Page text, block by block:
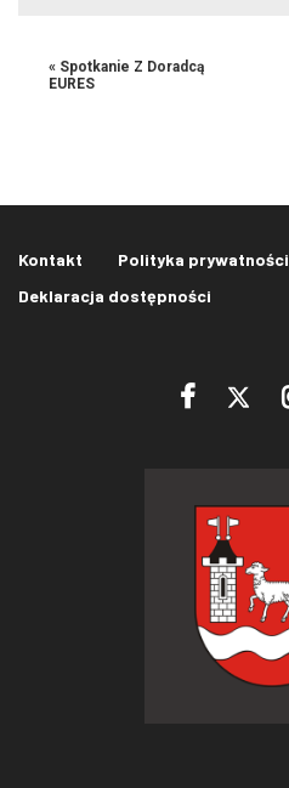
« Spotkanie Z Doradcą
EURES
Kontakt Polityka prywatności
Deklaracja dostępności